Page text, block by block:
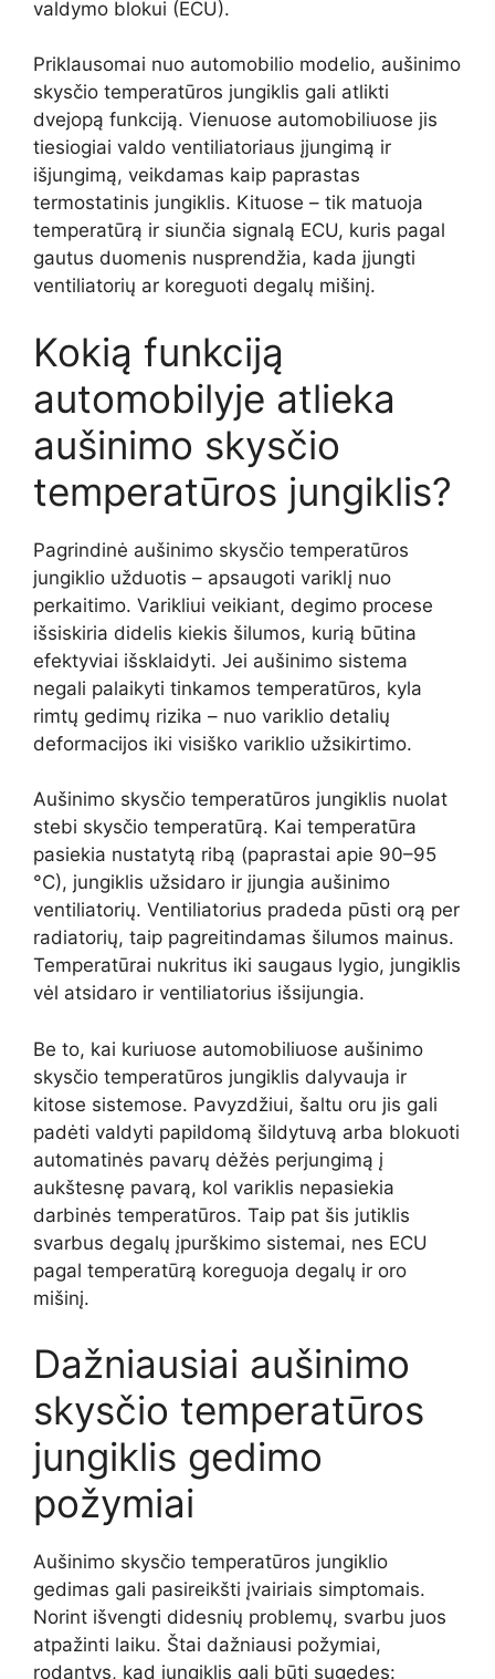
valdymo blokui (ECU).
Priklausomai nuo automobilio modelio, aušinimo
skysčio temperatūros jungiklis gali atlikti
dvejopą funkciją. Vienuose automobiliuose jis
tiesiogiai valdo ventiliatoriaus įjungimą ir
išjungimą, veikdamas kaip paprastas
termostatinis jungiklis. Kituose – tik matuoja
temperatūrą ir siunčia signalą ECU, kuris pagal
gautus duomenis nusprendžia, kada įjungti
ventiliatorių ar koreguoti degalų mišinį.
Kokią funkciją
automobilyje atlieka
aušinimo skysčio
temperatūros jungiklis?
Pagrindinė aušinimo skysčio temperatūros
jungiklio užduotis – apsaugoti variklį nuo
perkaitimo. Varikliui veikiant, degimo procese
išsiskiria didelis kiekis šilumos, kurią būtina
efektyviai išsklaidyti. Jei aušinimo sistema
negali palaikyti tinkamos temperatūros, kyla
rimtų gedimų rizika – nuo variklio detalių
deformacijos iki visiško variklio užsikirtimo.
Aušinimo skysčio temperatūros jungiklis nuolat
stebi skysčio temperatūrą. Kai temperatūra
pasiekia nustatytą ribą (paprastai apie 90–95
°C), jungiklis užsidaro ir įjungia aušinimo
ventiliatorių. Ventiliatorius pradeda pūsti orą per
radiatorių, taip pagreitindamas šilumos mainus.
Temperatūrai nukritus iki saugaus lygio, jungiklis
vėl atsidaro ir ventiliatorius išsijungia.
Be to, kai kuriuose automobiliuose aušinimo
skysčio temperatūros jungiklis dalyvauja ir
kitose sistemose. Pavyzdžiui, šaltu oru jis gali
padėti valdyti papildomą šildytuvą arba blokuoti
automatinės pavarų dėžės perjungimą į
aukštesnę pavarą, kol variklis nepasiekia
darbinės temperatūros. Taip pat šis jutiklis
svarbus degalų įpurškimo sistemai, nes ECU
pagal temperatūrą koreguoja degalų ir oro
mišinį.
Dažniausiai aušinimo
skysčio temperatūros
jungiklis gedimo
požymiai
Aušinimo skysčio temperatūros jungiklio
gedimas gali pasireikšti įvairiais simptomais.
Norint išvengti didesnių problemų, svarbu juos
atpažinti laiku. Štai dažniausi požymiai,
rodantys, kad jungiklis gali būti sugedęs: